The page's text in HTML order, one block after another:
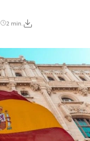
2 min.